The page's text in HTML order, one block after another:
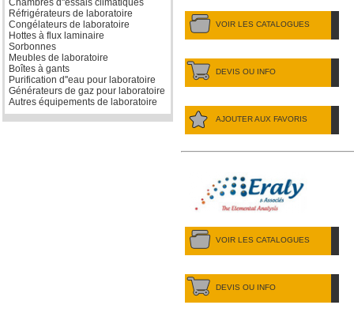
Chambres d''essais climatiques
Réfrigérateurs de laboratoire
Congélateurs de laboratoire
Hottes à flux laminaire
Sorbonnes
Meubles de laboratoire
Boîtes à gants
Purification d''eau pour laboratoire
Générateurs de gaz pour laboratoire
Autres équipements de laboratoire
VOIR LES CATALOGUES
DEVIS OU INFO
AJOUTER AUX FAVORIS
VOIR LES CATALOGUES
DEVIS OU INFO